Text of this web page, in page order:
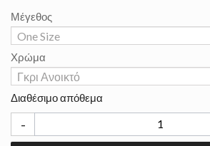
Μέγεθος
Χρώμα
Διαθέσιμο απόθεμα
-